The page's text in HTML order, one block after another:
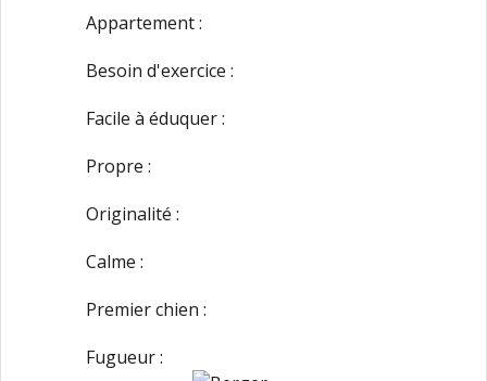
Appartement :
Besoin d'exercice :
Facile à éduquer :
Propre :
Originalité :
Calme :
Premier chien :
Fugueur :